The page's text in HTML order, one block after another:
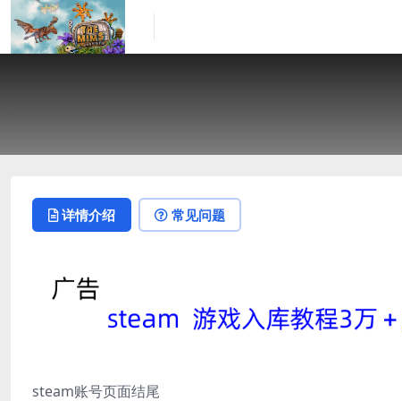
详情介绍 常见问题
steam账号页面结尾